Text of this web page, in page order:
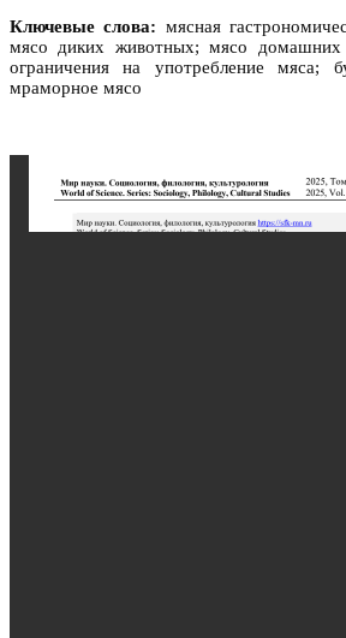
Ключевые слова: мясная
мясо диких животных; мясо
ограничения на употребление мяса;
мраморное мясо